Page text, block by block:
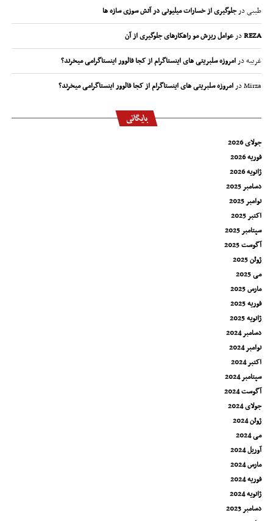
طیبیدرجلوگیری از خسارات میلیونی در آتش سوزی سازه ها
REZAدرعوامل ریزش مو راهکارهای جلوگیری از آن
غریبهدرامروزه سلبریتی های اینستاگرام از کجا فالوور اینستاگرامی میخرند؟
Mirzaدرامروزه سلبریتی های اینستاگرام از کجا فالوور اینستاگرامی میخرند؟
بایگانی
جولای 2026
فوریه 2026
ژانویه 2026
دسامبر 2025
نوامبر 2025
اکتبر 2025
سپتامبر 2025
آگوست 2025
ژوئن 2025
می 2025
مارس 2025
فوریه 2025
ژانویه 2025
دسامبر 2024
نوامبر 2024
اکتبر 2024
سپتامبر 2024
آگوست 2024
جولای 2024
ژوئن 2024
می 2024
آوریل 2024
مارس 2024
فوریه 2024
ژانویه 2024
دسامبر 2023